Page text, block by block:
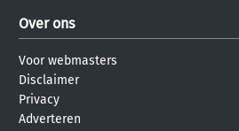
Over ons
Voor webmasters
Disclaimer
Privacy
Adverteren